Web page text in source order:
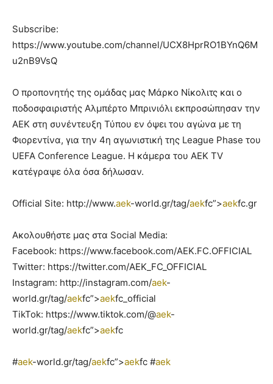
Subscribe:
https://www.youtube.com/channel/UCX8HprRO1BYnQ6M
u2nB9VsQ
O προπονητής της ομάδας μας Μάρκο Νίκολιτς και ο
ποδοσφαιριστής Αλμπέρτο Μπρινιόλι εκπροσώπησαν την
ΑΕΚ στη συνέντευξη Τύπου εν όψει του αγώνα με τη
Φιορεντίνα, για την 4η αγωνιστική της League Phase του
UEFA Conference League. Η κάμερα του AEK TV
κατέγραψε όλα όσα δήλωσαν.
Official Site: http://www.aek-world.gr/tag/aekfc”>aekfc.gr
Ακολουθήστε μας στα Social Media:
Facebook: https://www.facebook.com/AEK.FC.OFFICIAL
Twitter: https://twitter.com/AEK_FC_OFFICIAL
Instagram: http://instagram.com/aek-
world.gr/tag/aekfc”>aekfc_official
TikTok: https://www.tiktok.com/@aek-
world.gr/tag/aekfc”>aekfc
#aek-world.gr/tag/aekfc”>aekfc #aek